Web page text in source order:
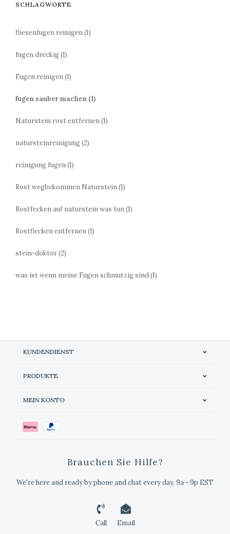
SCHLAGWORTE
fliesenfugen reinigen(1)
fugen dreckig(1)
Fugen reinigen(1)
fugen sauber machen (1)
Naturstein rost entfernen(1)
natursteinreinigung(2)
reinigung fugen(1)
Rost wegbekommen Naturstein(1)
Rostfecken auf naturstein was tun(1)
Rostflecken entfernen(1)
stein-doktor(2)
was ist wenn meine Fugen schmutzig sind(1)
KUNDENDIENST
PRODUKTE
MEIN KONTO
Brauchen Sie Hilfe?
We're here and ready by phone and chat every day, 9a - 9p EST
Call Email